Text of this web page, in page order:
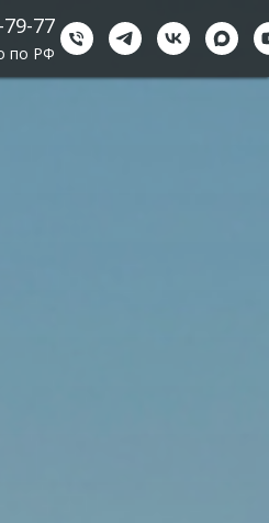
77
по РФ